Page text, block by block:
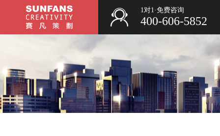
1对1·免费咨询
400-606-5852